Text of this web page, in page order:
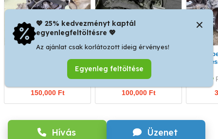
Hívás Üzenet
12V - Skoda Fabia 1, 2-
150,000 Ft
tipusu sebességváltó
Jásztelek
100,000 Ft
💖 25% kedvezményt kaptál
egyenlegfeltöltésre 💖
Az ajánlat csak korlátozott ideig érvényes!
Egyenleg feltöltése